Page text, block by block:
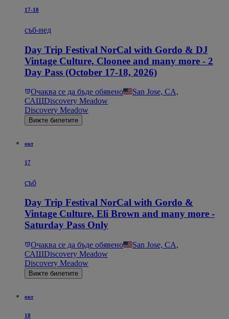
17-18
съб-нед
Day Trip Festival NorCal with Gordo & DJ
Vintage Culture, Cloonee and many more - 2
Day Pass (October 17-18, 2026)
Очаква се да бъде обявено
San Jose, CA,
САЩDiscovery Meadow
Discovery Meadow
Вижте билетите
окт
17
съб
Day Trip Festival NorCal with Gordo &
Vintage Culture, Eli Brown and many more -
Saturday Pass Only
Очаква се да бъде обявено
San Jose, CA,
САЩDiscovery Meadow
Discovery Meadow
Вижте билетите
окт
18